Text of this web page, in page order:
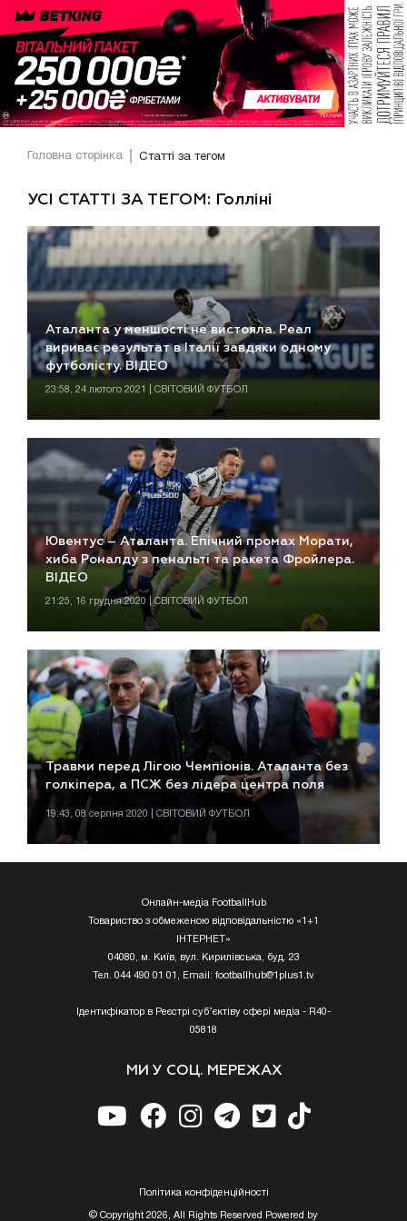
Головна сторінка Статті за тегом
УСІ СТАТТІ ЗА ТЕГОМ: Голліні
Аталанта у меншості не вистояла. Реал
вириває результат в Італії завдяки одному
футболісту. ВІДЕО
23:58, 24 лютого 2021 | СВІТОВИЙ ФУТБОЛ
Ювентус – Аталанта. Епічний промах Морати,
хиба Роналду з пенальті та ракета Фройлера.
ВІДЕО
21:25, 16 грудня 2020 | СВІТОВИЙ ФУТБОЛ
Травми перед Лігою Чемпіонів. Аталанта без
голкіпера, а ПСЖ без лідера центра поля
19:43, 08 серпня 2020 | СВІТОВИЙ ФУТБОЛ
Онлайн-медіа FootballHub
Товариство з обмеженою відповідальністю «1+1
ІНТЕРНЕТ»
04080, м. Київ, вул. Кирилівська, буд. 23
Тел. 044 490 01 01, Email: footballhub@1plus1.tv
Ідентифікатор в Реєстрі суб’єктіву сфері медіа - R40-
05818
МИ У СОЦ. МЕРЕЖАХ
Полiтика конфiденцiйностi
© Copyright 2026, All Rights Reserved Powered by